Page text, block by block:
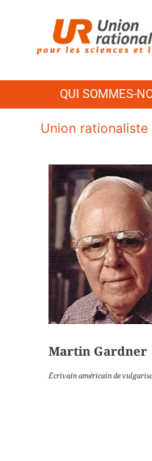
QUI SOMMES-
Union rationaliste
Martin Gardner
Écrivain américain de